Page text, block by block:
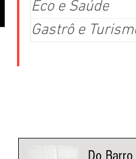
Eco e Saúde
Gastrô e
Do
saúde e reduz o tempo
Studio For Life aposta em
entregar performance,